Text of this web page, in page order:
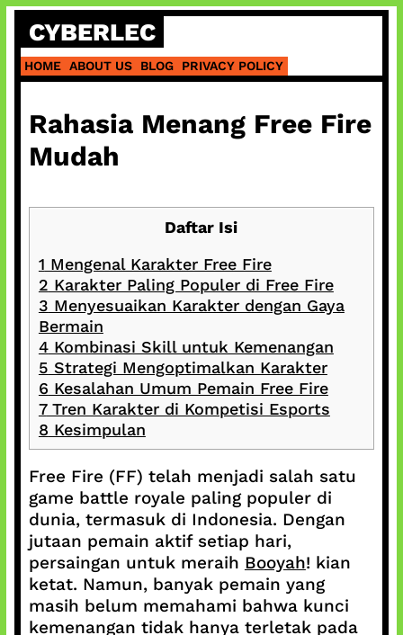
Skip
content
CYBERLEC
HOME ABOUT US BLOG PRIVACY POLICY
Rahasia Menang Free Fire
Mudah
Daftar Isi
1 Mengenal Karakter Free Fire
2 Karakter Paling Populer di Free Fire
3 Menyesuaikan Karakter dengan Gaya
Bermain
4Kombinasi Skill untuk Kemenangan
5 Strategi Mengoptimalkan Karakter
6 Kesalahan Umum Pemain Free Fire
7Tren Karakter di Kompetisi Esports
8 Kesimpulan
Free Fire (FF) telah menjadi salah satu
game battle royale paling populer di
dunia, termasuk di Indonesia. Dengan
jutaan pemain aktif setiap hari,
persaingan untuk meraih Booyah! kian
ketat. Namun, banyak pemain yang
masih belum memahami bahwa kunci
kemenangan tidak hanya terletak pada